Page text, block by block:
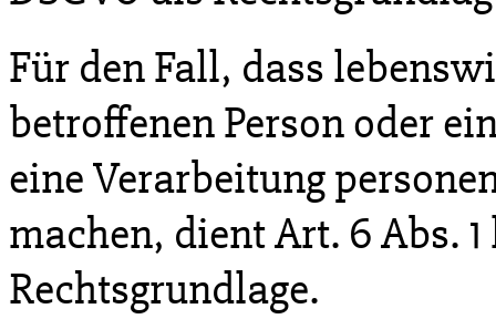
Für den Fall, dass
betroffenen Person oder
eine Verarbeitung
machen, dient Art. 6 Abs.
Rechtsgrundlage.